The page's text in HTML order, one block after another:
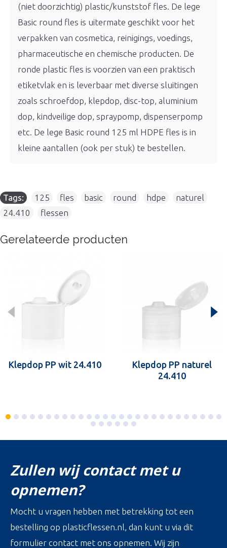
(niet doorzichtig) plastic/kunststof fles. De lege
Basic round fles is uitermate geschikt voor het
verpakken van cosmetica, reinigings, voedings,
pharmaceutische en chemische producten. De
ronde plastic fles is voorzien van een praktisch
etiketvlak en is leverbaar met diverse sluitingen
zoals schroefdop, klepdop, disc-top, aluminium
dop, kindveilige dop, spraypomp, dispenserpomp
etc. De lege Basic round 125 ml HDPE fles is in
kleine aantallen (ook per stuk) te bestellen.
Tags: 125 fles basic round hdpe naturel
24.410
flessen
Gerelateerde producten
Klepdop PP wit 24.410
Klepdop PP naturel
24.410
Zullen wij contact met u
opnemen?
Mocht u vragen hebben met betrekking tot een
bestelling op plasticflessen.nl, dan kunt u via dit
formulier contact met ons opnemen. Wij zijn